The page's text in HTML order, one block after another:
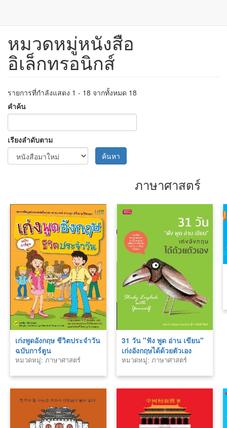
ข้าม
เนื้อหา
หมวดหมู่หนังสือ
อิเล็กทรอนิกส์
รายการที่กำลังแสดง 1 - 18 จากทั้งหมด 18
คำค้น
เรียงลำดับตาม
ค้นหา
ภาษาศาสตร์
เก่งพูดอังกฤษ ชีวิตประจำวัน
ฉบับการ์ตูน
หมวดหมู่: ภาษาศาสตร์
31 วัน "ฟัง พูด อ่าน เขียน"
เก่งอังกฤษได้ด้วยตัวเอง
หมวดหมู่: ภาษาศาสตร์